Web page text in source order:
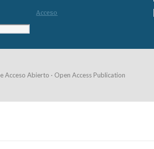
Acceso
Acceso Abierto · Open Access Publication